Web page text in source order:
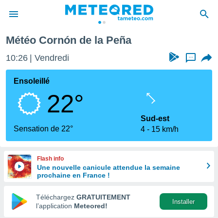
de
en
Météo Cornón de la Peña
10:26 Vendredi ...
Ensoleillé
22°
Sensation de 22°
Sud-est
4
15 km/h
Flash info
Une nouvelle canicule attendue la semaine
prochaine en France !
Téléchargez GRATUITEMENT
l’application Meteored!
Installer